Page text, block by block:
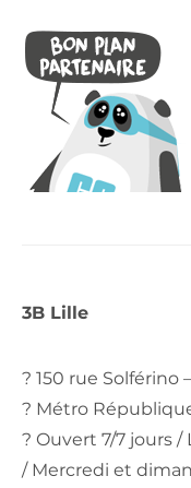
3B Lille
? 150 rue Solférino
? Métro
? Ouvert 7/7 jours /
/ Mercredi et